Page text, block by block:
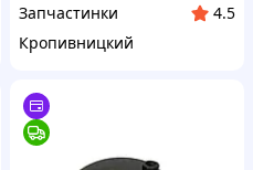
Запчастинки
4.5
Кропивницкий